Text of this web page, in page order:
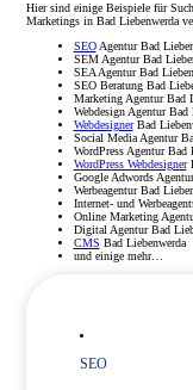
Hier sind einige Beispiele für
Marketings in Bad Liebenwerda
SEOAgentur Bad
SEM Agentur Bad
SEA Agentur Bad
SEO Beratung Bad
Marketing Agentur Bad
Webdesign Agentur Bad
WebdesignerBad
Social Media Agentur
WordPress Agentur Bad
WordPress Webdesigner
Google Adwords
Werbeagentur Bad
Internet- und
Online Marketing
Digital Agentur Bad
CMS Bad Liebenwerda
und einige mehr…
SEO